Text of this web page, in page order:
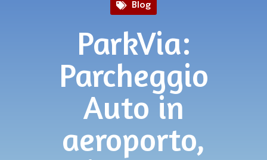
Blog
ParkVia:
Parcheggio
Auto in
aeroporto,